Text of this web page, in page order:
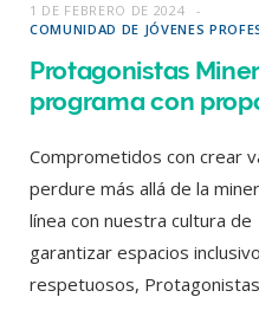
1 DE FEBRERO DE 2024
COMUNIDAD DE JÓVENES
Protagonistas
programa con
Comprometidos con crear
perdure más allá de la
línea con nuestra cultura de
garantizar espacios
respetuosos,